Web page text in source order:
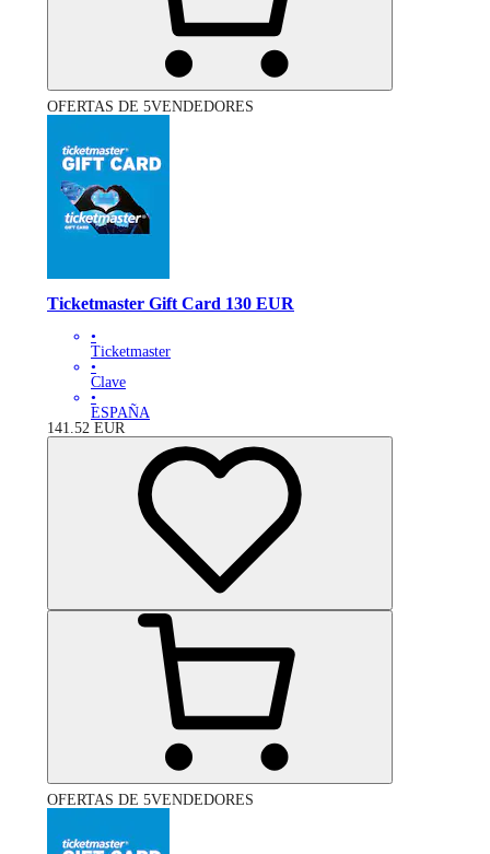
OFERTAS DE 5VENDEDORES
Ticketmaster Gift Card 130 EUR
•
Ticketmaster
•
Clave
•
ESPAÑA
141.52 EUR
OFERTAS DE 5VENDEDORES